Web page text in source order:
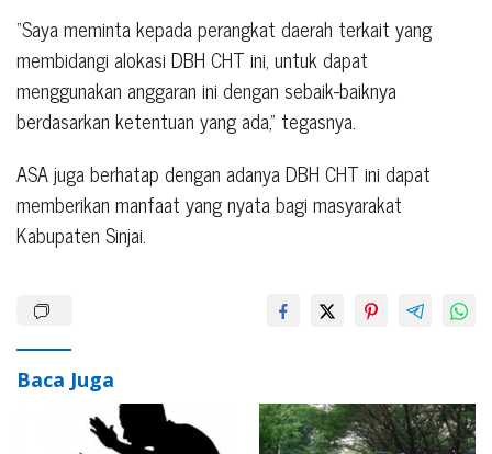
“Saya meminta kepada perangkat daerah terkait yang
membidangi alokasi DBH CHT ini, untuk dapat
menggunakan anggaran ini dengan sebaik-baiknya
berdasarkan ketentuan yang ada,” tegasnya.
ASA juga berhatap dengan adanya DBH CHT ini dapat
memberikan manfaat yang nyata bagi masyarakat
Kabupaten Sinjai.
Baca Juga